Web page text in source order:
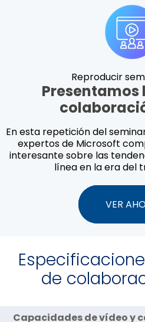
Reproducir
Presentamos
En esta repetición del
expertos de Microsoft
interesante sobre las
línea en la era del
VER
de
Capacidades de vídeo y